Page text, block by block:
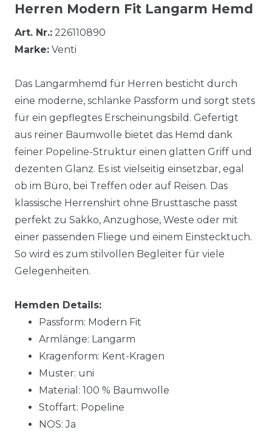
Herren Modern Fit Langarm Hemd
Art. Nr.: 226110890
Marke: Venti
Das Langarmhemd für Herren besticht durch
eine moderne, schlanke Passform und sorgt stets
für ein gepflegtes Erscheinungsbild. Gefertigt
aus reiner Baumwolle bietet das Hemd dank
feiner Popeline-Struktur einen glatten Griff und
dezenten Glanz. Es ist vielseitig einsetzbar, egal
ob im Büro, bei Treffen oder auf Reisen. Das
klassische Herrenshirt ohne Brusttasche passt
perfekt zu Sakko, Anzughose, Weste oder mit
einer passenden Fliege und einem Einstecktuch.
So wird es zum stilvollen Begleiter für viele
Gelegenheiten.
Hemden Details:
Passform: Modern Fit
Armlänge: Langarm
Kragenform: Kent-Kragen
Muster: uni
Material: 100 % Baumwolle
Stoffart: Popeline
NOS: Ja